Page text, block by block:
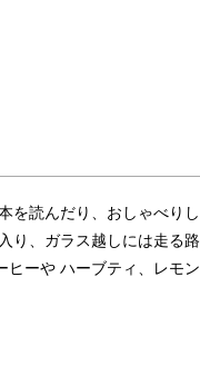
を読んだり、おしゃべりし
り、ガラス越しには走る路
ヒーや ハーブティ、レモン